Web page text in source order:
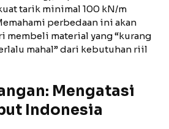
tarik minimal 100 kN/m
perbedaan ini akan
membeli material yang “kurang
mahal” dari kebutuhan riil
Mengatasi
Indonesia